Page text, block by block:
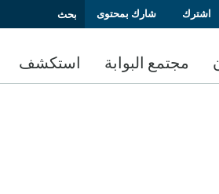
اشترك شارك بمحتوى
مجتمع البوابة استكشف